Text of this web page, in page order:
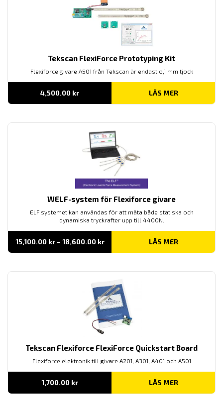
Tekscan FlexiForce Prototyping Kit
Flexiforce givare A501 från Tekscan är endast o,1 mm tjock
4,500.00 kr LÄS MER
WELF-system för Flexiforce givare
ELF systemet kan användas för att mäta både statiska och
dynamiska tryckrafter upp till 4400N.
15,100.00 kr – 18,600.00 krPrisintervall:
till
LÄS MER
Tekscan Flexiforce FlexiForce Quickstart Board
Flexiforce elektronik till givare A201, A301, A401 och A501
1,700.00 kr LÄS MER